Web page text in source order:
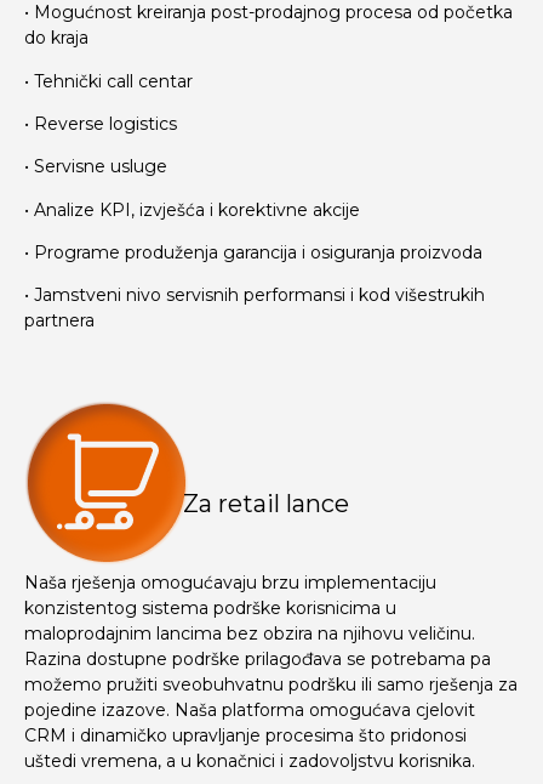
• Mogućnost kreiranja post-prodajnog procesa od početka
do kraja
• Tehnički call centar
• Reverse logistics
• Servisne usluge
• Analize KPI, izvješća i korektivne akcije
• Programe produženja garancija i osiguranja proizvoda
• Jamstveni nivo servisnih performansi i kod višestrukih
partnera
Za retail lance
Naša rješenja omogućavaju brzu implementaciju
konzistentog sistema podrške korisnicima u
maloprodajnim lancima bez obzira na njihovu veličinu.
Razina dostupne podrške prilagođava se potrebama pa
možemo pružiti sveobuhvatnu podršku ili samo rješenja za
pojedine izazove. Naša platforma omogućava cjelovit
CRM i dinamičko upravljanje procesima što pridonosi
uštedi vremena, a u konačnici i zadovoljstvu korisnika.